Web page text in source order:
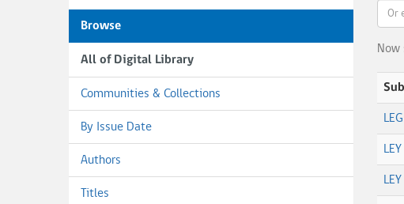
Browse
All of Digital Library
Communities & Collections
By Issue Date
Authors
Titles